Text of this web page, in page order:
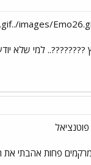
????????.. למי שלא
פחות אהבתי את